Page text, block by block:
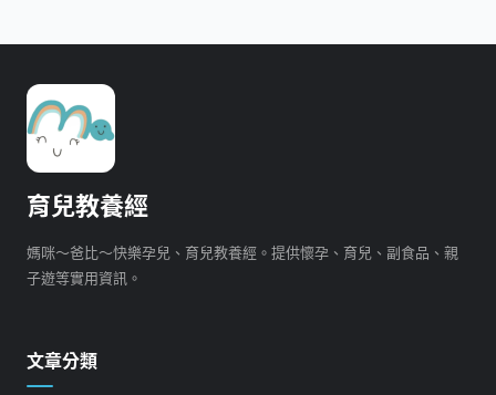
育兒教養經
媽咪～爸比～快樂孕兒、育兒教養經。提供懷孕、育兒、副食品、親
子遊等實用資訊。
文章分類